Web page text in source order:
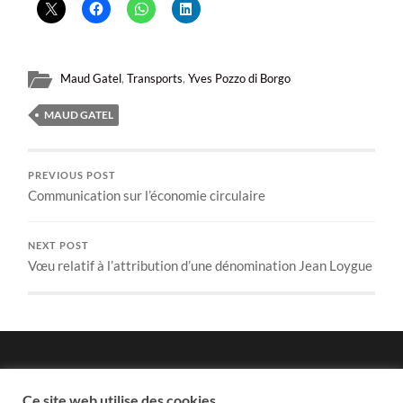
Maud Gatel,Transports,Yves Pozzo di Borgo
MAUD GATEL
PREVIOUS POST
Communication sur l’économie circulaire
NEXT POST
Vœu relatif à l’attribution d’une dénomination Jean Loygue